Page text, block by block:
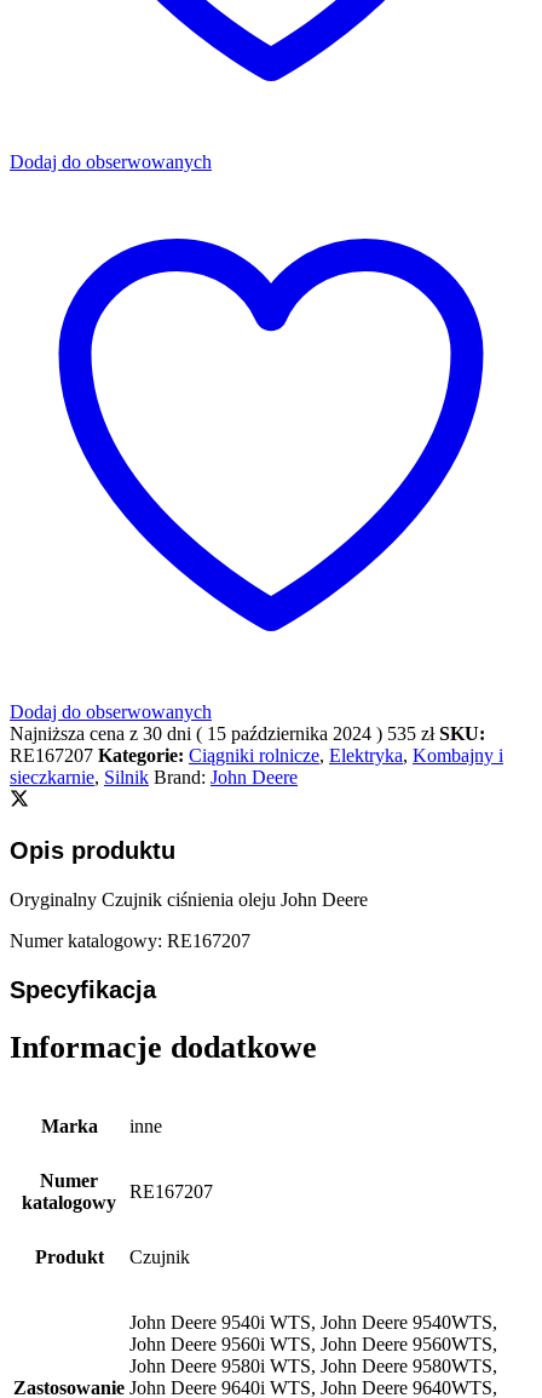
Dodaj do obserwowanych
Dodaj do obserwowanych
Najniższa cena z 30 dni ( 15 października 2024 ) 535 zł SKU:
RE167207 Kategorie: Ciągniki rolnicze, Elektryka, Kombajny i
sieczkarnie, Silnik Brand: John Deere
Opis produktu
Oryginalny Czujnik ciśnienia oleju John Deere
Numer katalogowy: RE167207
Specyfikacja
Informacje dodatkowe
Marka inne
Numer
katalogowy
RE167207
Produkt Czujnik
Zastosowanie
John Deere 9540i WTS, John Deere 9540WTS,
John Deere 9560i WTS, John Deere 9560WTS,
John Deere 9580i WTS, John Deere 9580WTS,
John Deere 9640i WTS, John Deere 9640WTS,